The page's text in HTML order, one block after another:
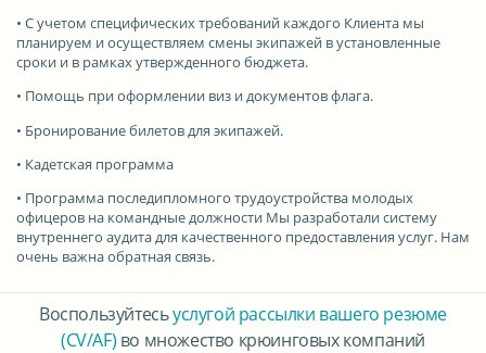
• С учетом специфических требований каждого Клиента мы
планируем и осуществляем смены экипажей в установленные
сроки и в рамках утвержденного бюджета.
• Помощь при оформлении виз и документов флага.
• Бронирование билетов для экипажей.
• Кадетская программа
• Программа последипломного трудоустройства молодых
офицеров на командные должности Мы разработали систему
внутреннего аудита для качественного предоставления услуг. Нам
очень важна обратная связь.
Воспользуйтесьуслугой рассылки вашего резюме
(CV/AF) во множество крюинговых компаний